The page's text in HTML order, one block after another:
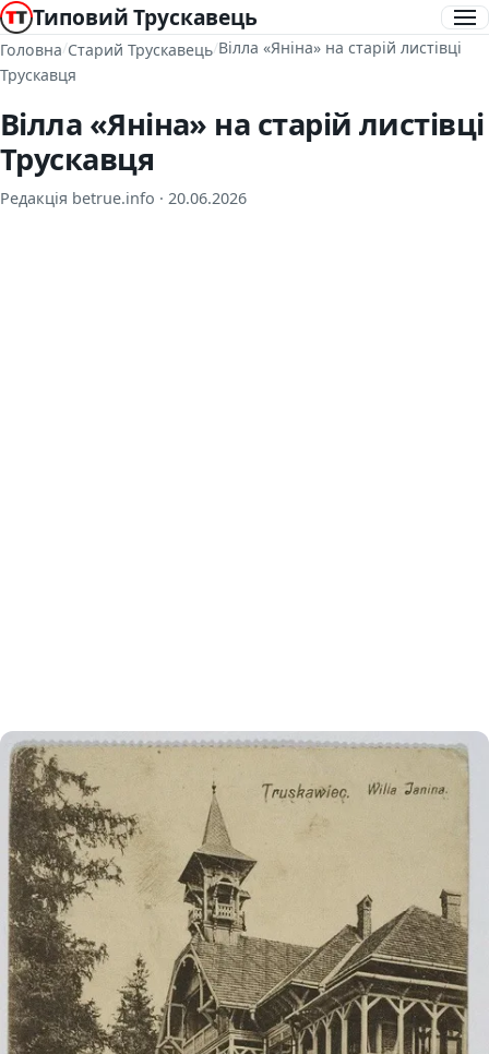
Типовий Трускавець
Головна/Старий Трускавець/Вілла «Яніна» на старій листівці
Трускавця
Вілла «Яніна» на старій листівці
Трускавця
Редакція betrue.info · 20.06.2026